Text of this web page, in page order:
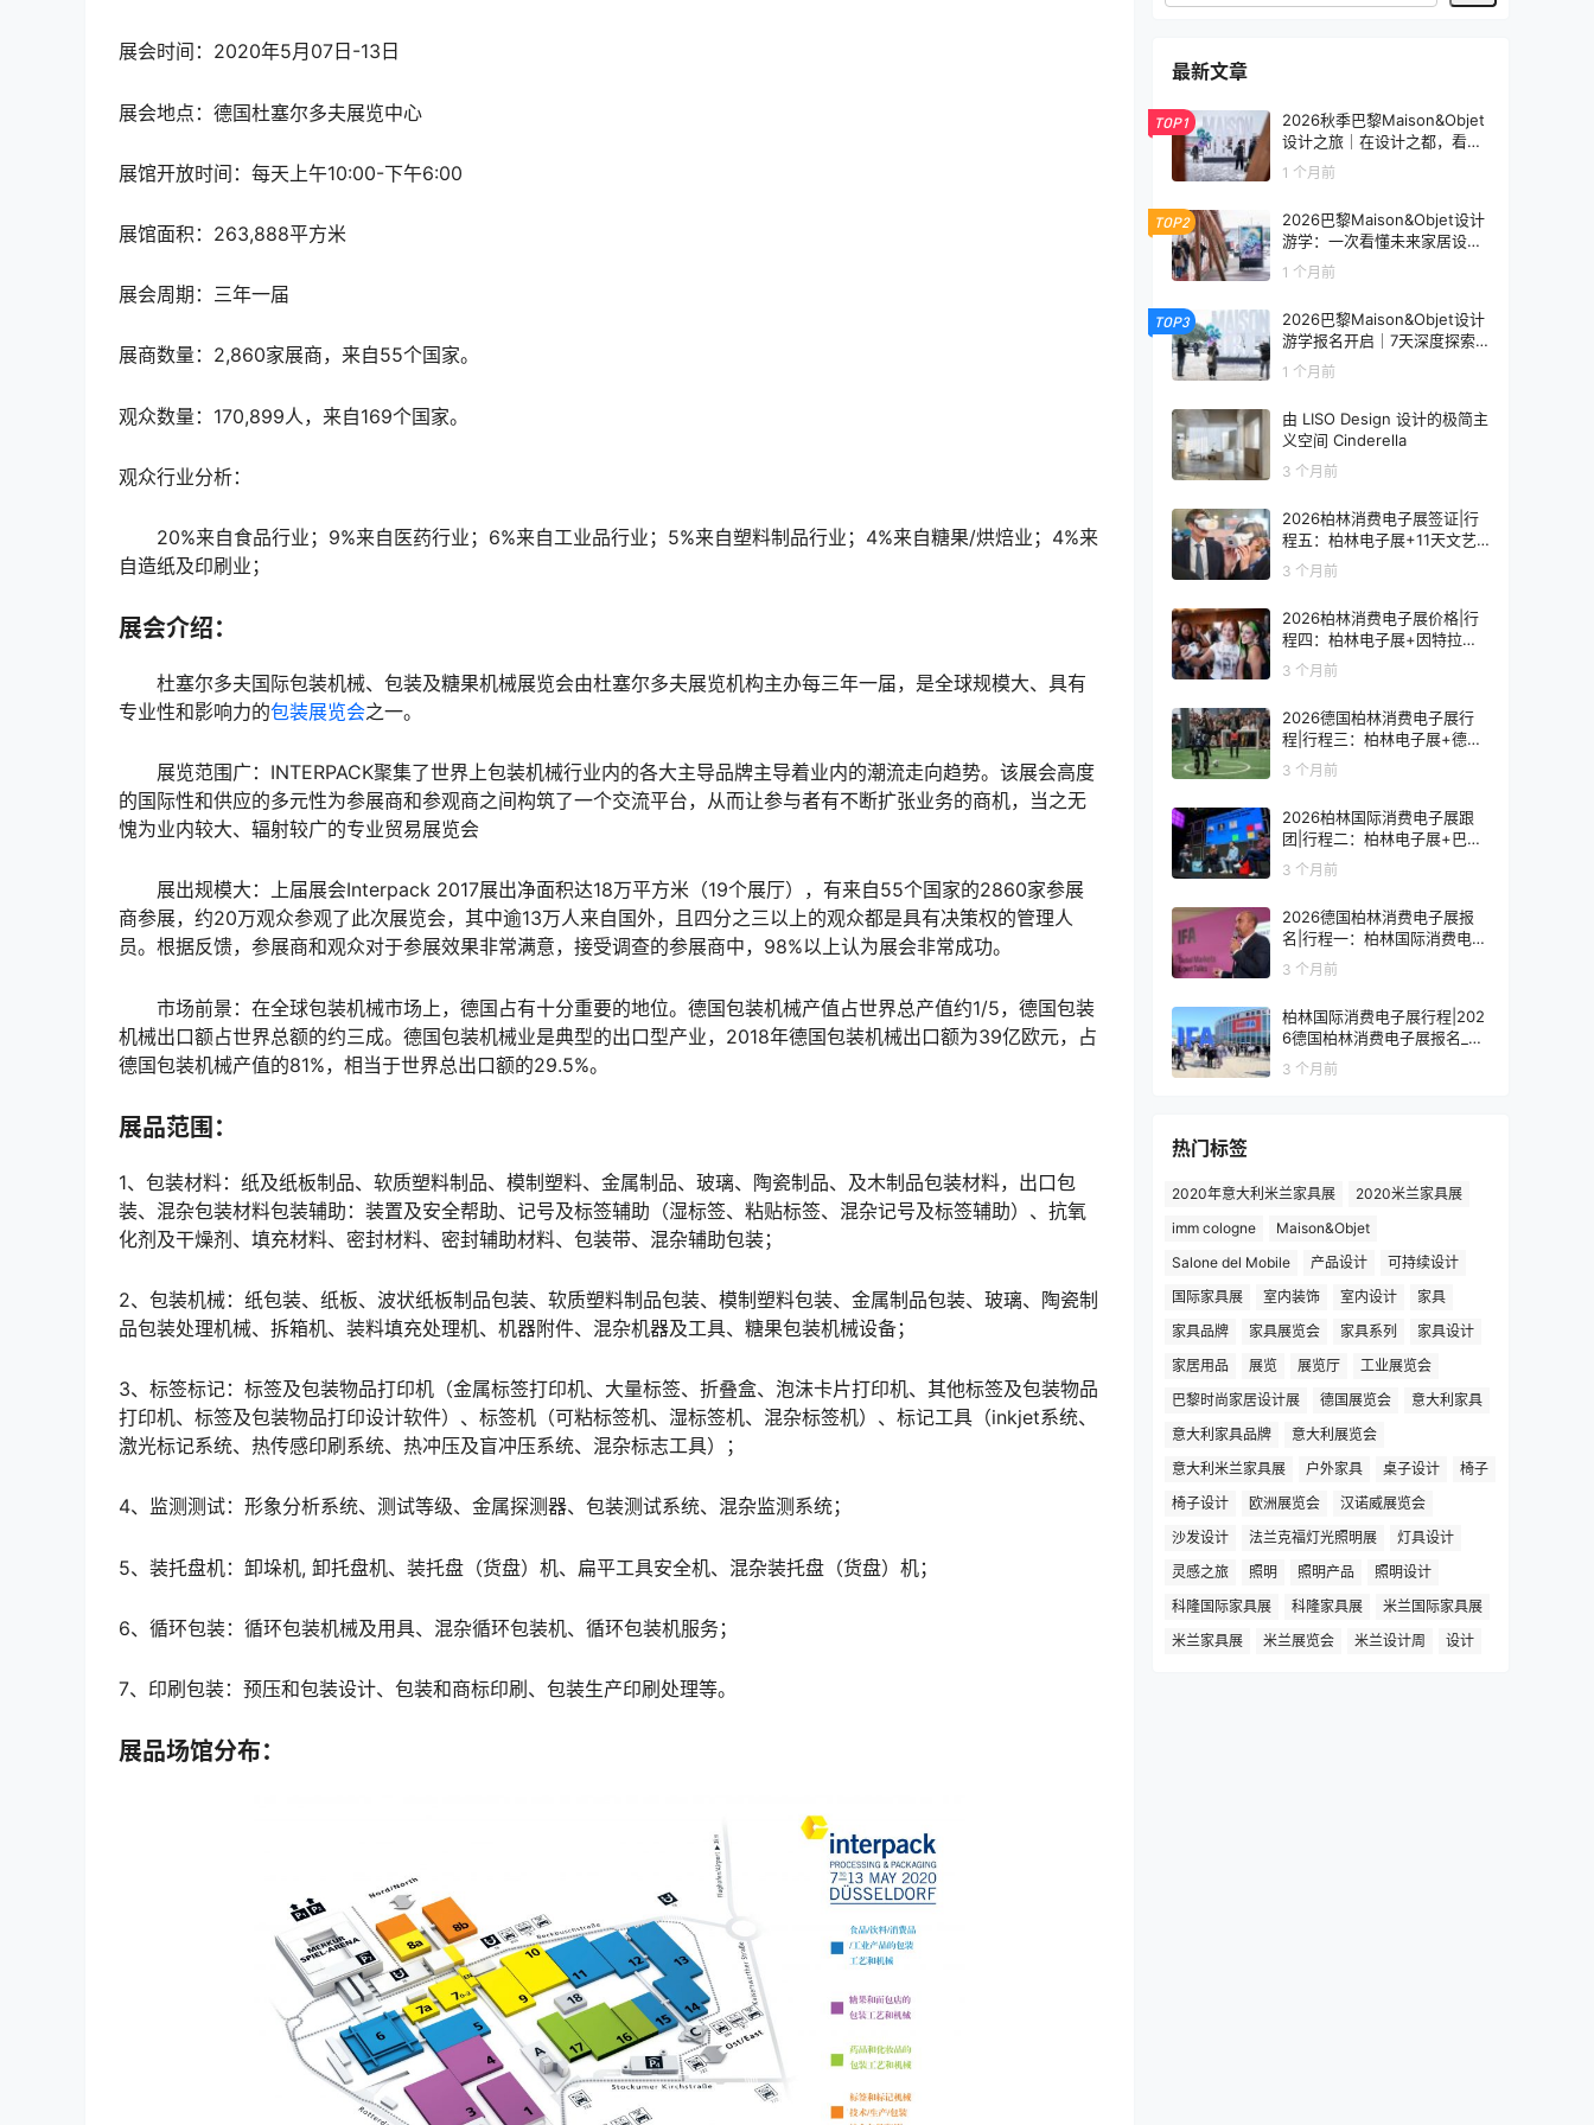
展会时间：2020年5月07日-13日
展会地点：德国杜塞尔多夫展览中心
展馆开放时间：每天上午10:00-下午6:00
展馆面积：263,888平方米
展会周期：三年一届
展商数量：2,860家展商，来自55个国家。
观众数量：170,899人，来自169个国家。
观众行业分析：
20%来自食品行业；9%来自医药行业；6%来自工业品行业；5%来自塑料制品行业；4%来自糖果/烘焙业；4%来
自造纸及印刷业；
展会介绍：
杜塞尔多夫国际包装机械、包装及糖果机械展览会由杜塞尔多夫展览机构主办每三年一届，是全球规模大、具有
专业性和影响力的包装展览会之一。
展览范围广：INTERPACK聚集了世界上包装机械行业内的各大主导品牌主导着业内的潮流走向趋势。该展会高度
的国际性和供应的多元性为参展商和参观商之间构筑了一个交流平台，从而让参与者有不断扩张业务的商机，当之无
愧为业内较大、辐射较广的专业贸易展览会
展出规模大：上届展会Interpack 2017展出净面积达18万平方米（19个展厅），有来自55个国家的2860家参展
商参展，约20万观众参观了此次展览会，其中逾13万人来自国外，且四分之三以上的观众都是具有决策权的管理人
员。根据反馈，参展商和观众对于参展效果非常满意，接受调查的参展商中，98%以上认为展会非常成功。
市场前景：在全球包装机械市场上，德国占有十分重要的地位。德国包装机械产值占世界总产值约1/5，德国包装
机械出口额占世界总额的约三成。德国包装机械业是典型的出口型产业，2018年德国包装机械出口额为39亿欧元，占
德国包装机械产值的81%，相当于世界总出口额的29.5%。
展品范围：
1、包装材料：纸及纸板制品、软质塑料制品、模制塑料、金属制品、玻璃、陶瓷制品、及木制品包装材料，出口包
装、混杂包装材料包装辅助：装置及安全帮助、记号及标签辅助（湿标签、粘贴标签、混杂记号及标签辅助）、抗氧
化剂及干燥剂、填充材料、密封材料、密封辅助材料、包装带、混杂辅助包装；
2、包装机械：纸包装、纸板、波状纸板制品包装、软质塑料制品包装、模制塑料包装、金属制品包装、玻璃、陶瓷制
品包装处理机械、拆箱机、装料填充处理机、机器附件、混杂机器及工具、糖果包装机械设备；
3、标签标记：标签及包装物品打印机（金属标签打印机、大量标签、折叠盒、泡沫卡片打印机、其他标签及包装物品
打印机、标签及包装物品打印设计软件）、标签机（可粘标签机、湿标签机、混杂标签机）、标记工具（inkjet系统、
激光标记系统、热传感印刷系统、热冲压及盲冲压系统、混杂标志工具）；
4、监测测试：形象分析系统、测试等级、金属探测器、包装测试系统、混杂监测系统；
5、装托盘机：卸垛机, 卸托盘机、装托盘（货盘）机、扁平工具安全机、混杂装托盘（货盘）机；
6、循环包装：循环包装机械及用具、混杂循环包装机、循环包装机服务；
7、印刷包装：预压和包装设计、包装和商标印刷、包装生产印刷处理等。
展品场馆分布：
最新文章
TOP1
2026秋季巴黎Maison&Objet
设计之旅｜在设计之都，看见
未来生活的模样
1 个月前
TOP2
2026巴黎Maison&Objet设计
游学：一次看懂未来家居设计
趋势
1 个月前
TOP3
2026巴黎Maison&Objet设计
游学报名开启｜7天深度探索
全球家居设计趋势
1 个月前
由 LISO Design 设计的极简主
义空间 Cinderella
3 个月前
2026柏林消费电子展签证|行
程五：柏林电子展+11天文艺
复兴之旅
3 个月前
2026柏林消费电子展价格|行
程四：柏林电子展+因特拉肯1
0天浪漫之旅
3 个月前
2026德国柏林消费电子展行
程|行程三：柏林电子展+德国
9天人文之旅
3 个月前
2026柏林国际消费电子展跟
团|行程二：柏林电子展+巴黎
8天艺术之旅
3 个月前
2026德国柏林消费电子展报
名|行程一：柏林国际消费电子
展观展7天
3 个月前
柏林国际消费电子展行程|202
6德国柏林消费电子展报名_价
格_门票_签证
3 个月前
热门标签
2020年意大利米兰家具展
2020米兰家具展
imm cologne
Maison&Objet
Salone del Mobile
产品设计
可持续设计
国际家具展
室内装饰 室内设计
家具
家具品牌
家具展览会 家具系列
家具设计
家居用品
展览 展览厅
工业展览会
巴黎时尚家居设计展
德国展览会
意大利家具
意大利家具品牌
意大利展览会
意大利米兰家具展
户外家具 桌子设计
椅子
椅子设计
欧洲展览会
汉诺威展览会
沙发设计
法兰克福灯光照明展
灯具设计
灵感之旅
照明 照明产品
照明设计
科隆国际家具展
科隆家具展
米兰国际家具展
米兰家具展
米兰展览会 米兰设计周 设计